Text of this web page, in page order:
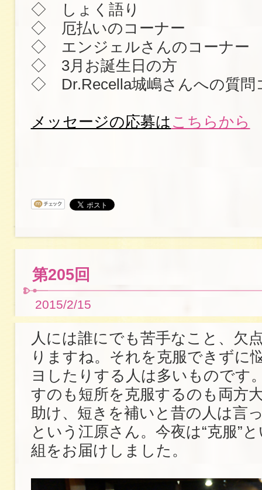
◇ しょく語り
◇ 厄払いのコーナー
◇ エンジェルさんのコーナー
◇ 3月お誕生日の方
◇ Dr.Recella城嶋さんへの質問
メッセージの応募は こちらから
第205回
2015/2/15
人には誰にでも苦手なこと、欠
りますね。それを克服できずに
ヨしたりする人は多いものです
すのも短所を克服するのも両方
助け、短きを補いと昔の人は言
という江原さん。今夜は“克服”
組をお届けしました。